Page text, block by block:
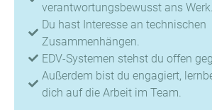
verantwortungsbewusst ans Werk.
Du hast Interesse an technischen
Zusammenhängen.
EDV-Systemen stehst du offen
Außerdem bist du engagiert,
dich auf die Arbeit im Team.